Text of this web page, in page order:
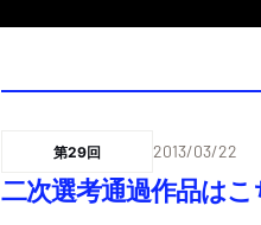
第29回 2013/03/22
二次選考通過作品はこ